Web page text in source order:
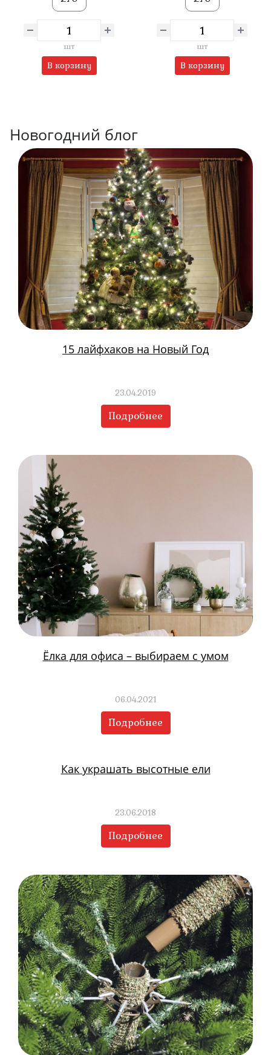
шт
В корзину
шт
В корзину
Новогодний блог
15 лайфхаков на Новый Год
23.04.2019
Подробнее
Ёлка для офиса – выбираем с умом
06.04.2021
Подробнее
Как украшать высотные ели
23.06.2018
Подробнее